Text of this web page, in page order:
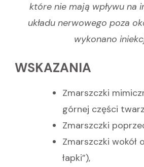
które nie mają wpływu na
układu nerwowego poza
wykonano
WSKAZANIA
Zmarszczki
górnej części
Zmarszczki
Zmarszczki wokół
łapki”),